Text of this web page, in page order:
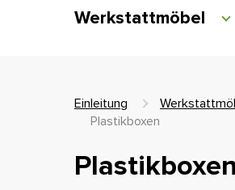
Werkstattmöbel
Einleitung
Plastikboxen
Plastikboxen